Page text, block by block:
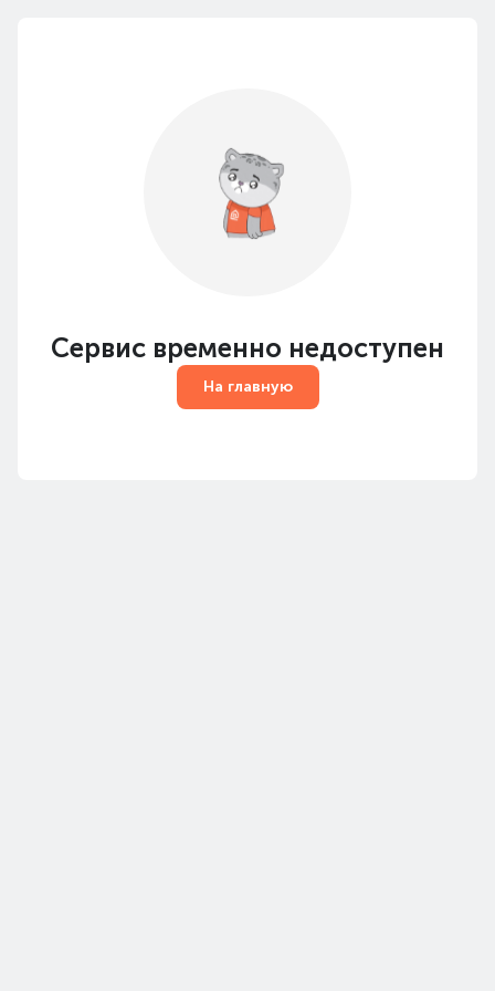
Сервис временно недоступен
На главную